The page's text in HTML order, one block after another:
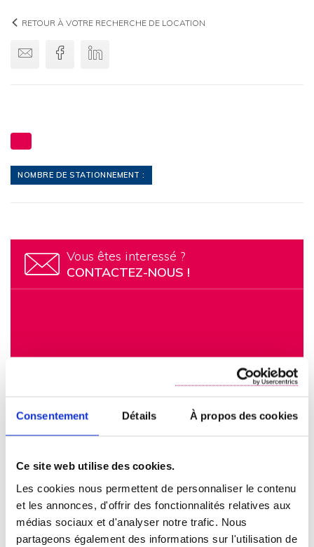
Consentement Détails À propos des cookies
Ce site web utilise des cookies.
Les cookies nous permettent de personnaliser le contenu
et les annonces, d'offrir des fonctionnalités relatives aux
médias sociaux et d'analyser notre trafic. Nous
partageons également des informations sur l'utilisation de
RETOUR À VOTRE RECHERCHE DE LOCATION
Envoyer par email
FacebookLinkedin
NOMBRE DE STATIONNEMENT :
Vous êtes interessé ?
CONTACTEZ-NOUS !